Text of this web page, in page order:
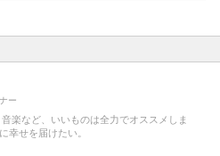
ー
楽など、いいものは全力でオススメしま
幸せを届けたい。